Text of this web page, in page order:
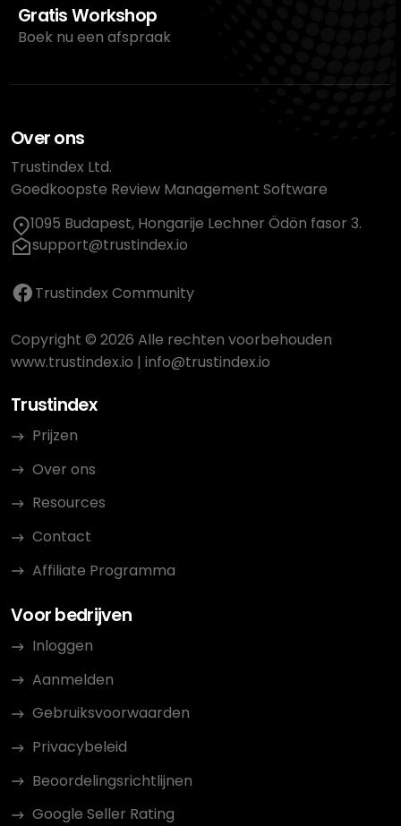
Gratis Workshop
Boek nu een afspraak
Over ons
Trustindex Ltd.
Goedkoopste Review Management Software
1095 Budapest, Hongarije Lechner Ödön fasor 3.
support@trustindex.io
Trustindex Community
Copyright © 2026 Alle rechten voorbehouden
www.trustindex.io | info@trustindex.io
Trustindex
Prijzen
Over ons
Resources
Contact
Affiliate Programma
Voor bedrijven
Inloggen
Aanmelden
Gebruiksvoorwaarden
Privacybeleid
Beoordelingsrichtlijnen
Google Seller Rating